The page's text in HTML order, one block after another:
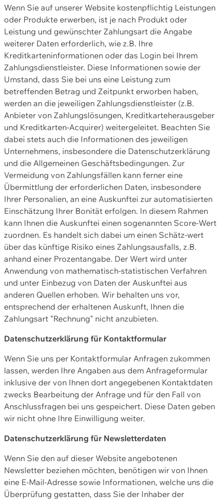
Wenn Sie auf unserer Website kostenpflichtig Leistungen
oder Produkte erwerben, ist je nach Produkt oder
Leistung und gewünschter Zahlungsart die Angabe
weiterer Daten erforderlich, wie z.B. Ihre
Kreditkarteninformationen oder das Login bei Ihrem
Zahlungsdienstleister. Diese Informationen sowie der
Umstand, dass Sie bei uns eine Leistung zum
betreffenden Betrag und Zeitpunkt erworben haben,
werden an die jeweiligen Zahlungsdienstleister (z.B.
Anbieter von Zahlungslösungen, Kreditkarteherausgeber
und Kreditkarten-Acquirer) weitergeleitet. Beachten Sie
dabei stets auch die Informationen des jeweiligen
Unternehmens, insbesondere die Datenschutzerklärung
und die Allgemeinen Geschäftsbedingungen. Zur
Vermeidung von Zahlungsfällen kann ferner eine
Übermittlung der erforderlichen Daten, insbesondere
Ihrer Personalien, an eine Auskunftei zur automatisierten
Einschätzung Ihrer Bonität erfolgen. In diesem Rahmen
kann Ihnen die Auskunftei einen sogenannten Score-Wert
zuordnen. Es handelt sich dabei um einen Schätz-wert
über das künftige Risiko eines Zahlungsausfalls, z.B.
anhand einer Prozentangabe. Der Wert wird unter
Anwendung von mathematisch-statistischen Verfahren
und unter Einbezug von Daten der Auskunftei aus
anderen Quellen erhoben. Wir behalten uns vor,
entsprechend der erhaltenen Auskunft, Ihnen die
Zahlungsart "Rechnung" nicht anzubieten.
Datenschutzerklärung für Kontaktformular
Wenn Sie uns per Kontaktformular Anfragen zukommen
lassen, werden Ihre Angaben aus dem Anfrageformular
inklusive der von Ihnen dort angegebenen Kontaktdaten
zwecks Bearbeitung der Anfrage und für den Fall von
Anschlussfragen bei uns gespeichert. Diese Daten geben
wir nicht ohne Ihre Einwilligung weiter.
Datenschutzerklärung für Newsletterdaten
Wenn Sie den auf dieser Website angebotenen
Newsletter beziehen möchten, benötigen wir von Ihnen
eine E-Mail-Adresse sowie Informationen, welche uns die
Überprüfung gestatten, dass Sie der Inhaber der